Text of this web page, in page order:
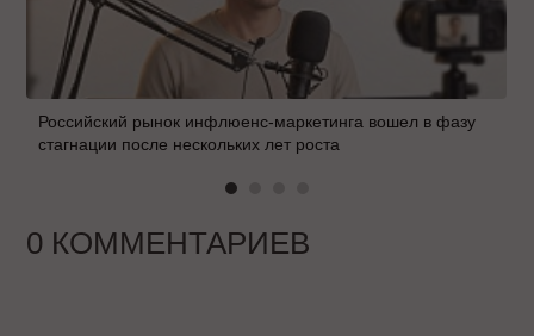
Российский рынок инфлюенс-маркетинга вошел в фазу
стагнации после нескольких лет роста
0 КОММЕНТАРИЕВ